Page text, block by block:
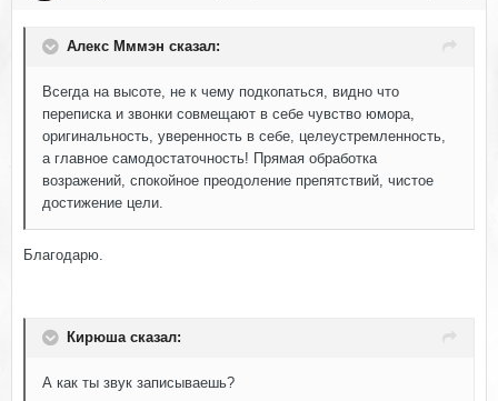
Алекс Мммэн сказал:
Всегда на высоте, не к чему подкопаться, видно что
переписка и звонки совмещают в себе чувство юмора,
оригинальность, уверенность в себе, целеустремленность,
а главное самодостаточность! Прямая обработка
возражений, спокойное преодоление препятствий, чистое
достижение цели.
Благодарю.
Кирюша сказал:
А как ты звук записываешь?